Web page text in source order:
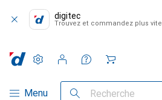
digitec
Trouvez et commandez plus vite
Navigation par catégorie
Menu Recherche
Paramètres
Compte client
Listes de comparaison
Listes d'envies
Panier